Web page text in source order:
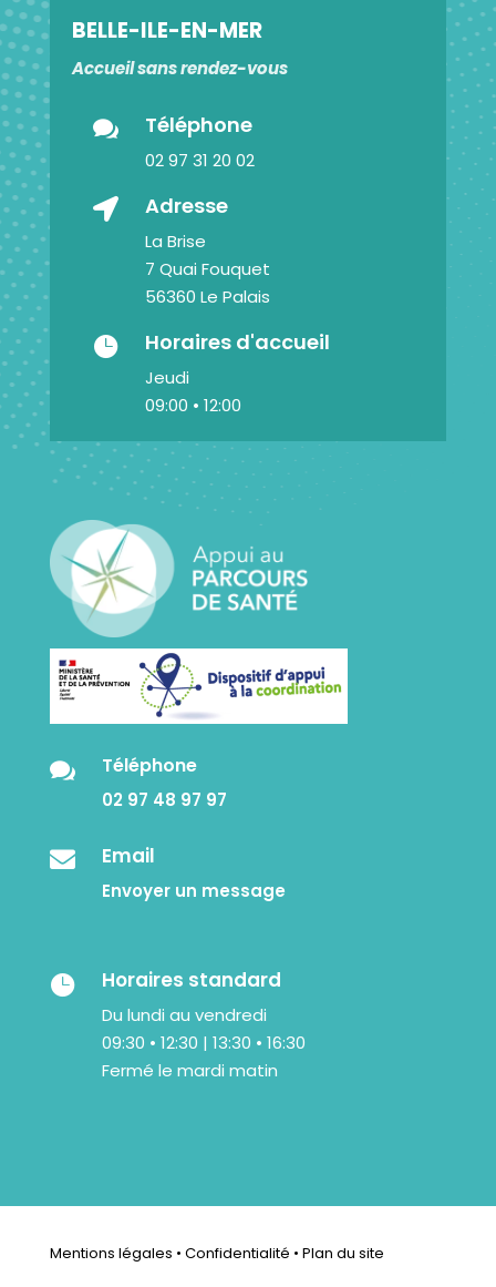
BELLE-ILE-EN-MER
Accueil sans rendez-vous
 Téléphone
02 97 31 20 02
 Adresse
La Brise
7 Quai Fouquet
56360 Le Palais
 Horaires d'accueil
Jeudi
09:00 • 12:00
 Téléphone
02 97 48 97 97
 Email
Envoyer un message
 Horaires standard
Du lundi au vendredi
09:30 • 12:30 | 13:30 • 16:30
Fermé le mardi matin
Mentions légales • Confidentialité • Plan du site